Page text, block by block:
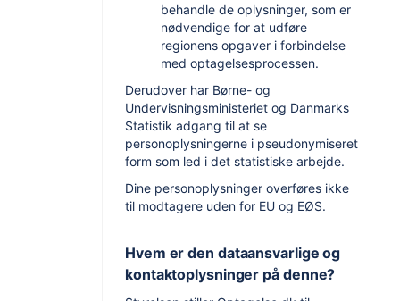
behandle de oplysninger, som er
nødvendige for at udføre
regionens opgaver i forbindelse
med optagelsesprocessen.
Derudover har Børne- og
Undervisningsministeriet og Danmarks
Statistik adgang til at se
personoplysningerne i pseudonymiseret
form som led i det statistiske arbejde.
Dine personoplysninger overføres ikke
til modtagere uden for EU og EØS.
Hvem er den dataansvarlige og
kontaktoplysninger på denne?